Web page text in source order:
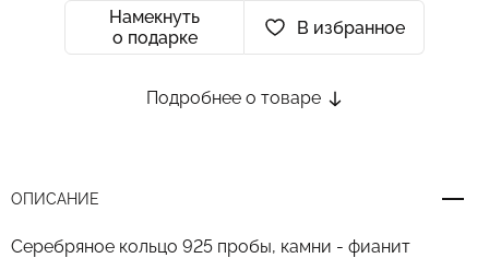
Намекнуть
о подарке
В избранное
Подробнее о товаре
ОПИСАНИЕ
Серебряное кольцо 925 пробы, камни - фианит